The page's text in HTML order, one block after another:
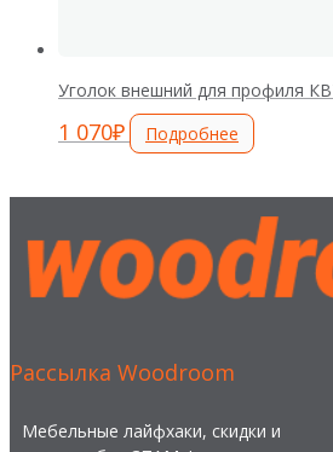
Уголок внешний для профиля
1 070₽ Подробнее
Рассылка Woodroom
Мебельные лайфхаки, скидки и